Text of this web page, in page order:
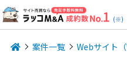
(※)
案件一覧 Webサイト（